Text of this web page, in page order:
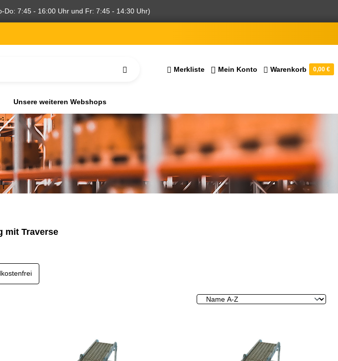
Do: 7:45 - 16:00 Uhr und Fr: 7:45 - 14:30 Uhr)
Merkliste Mein Konto Warenkorb 0,00 €
Unsere weiteren Webshops
mit Traverse
Versandkostenfrei